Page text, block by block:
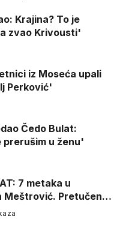
Krajina? To je
zvao Krivousti'
iz Moseća upali
Perković'
Čedo Bulat:
prerušim u ženu'
7 metaka u
Meštrović. Pretučen